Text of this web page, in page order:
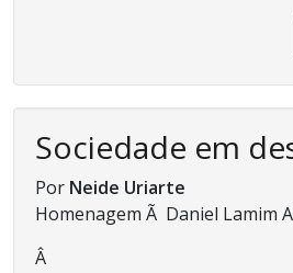
Sociedade em
Por Neide Uriarte
Homenagem Ã Daniel Lamim
Â